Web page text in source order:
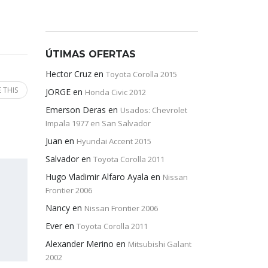
THIS
ÚTIMAS OFERTAS
Hector Cruz en Toyota Corolla 2015
JORGE en Honda Civic 2012
Emerson Deras en Usados: Chevrolet
Impala 1977 en San Salvador
Juan en Hyundai Accent 2015
Salvador en Toyota Corolla 2011
Hugo Vladimir Alfaro Ayala en Nissan
Frontier 2006
Nancy en Nissan Frontier 2006
Ever en Toyota Corolla 2011
Alexander Merino en Mitsubishi Galant
2002